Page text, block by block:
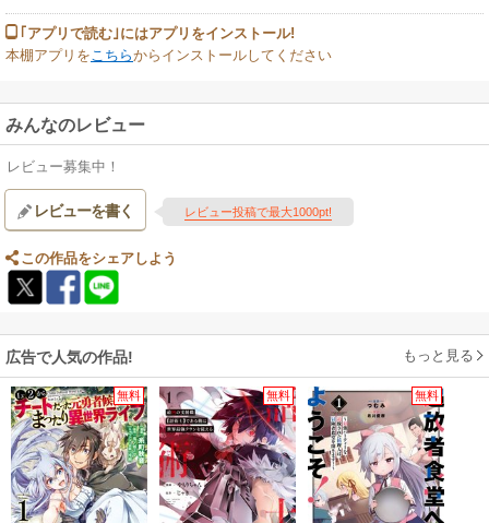
｢アプリで読む｣にはアプリをインストール!
本棚アプリを こちらからインストールしてください
みんなのレビュー
レビュー募集中！
レビューを書く レビュー投稿で最大1000pt!
この作品をシェアしよう
広告で人気の作品! もっと見る
無料 無料 無料